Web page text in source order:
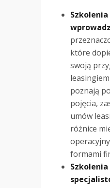
Szkolenia
które
swoją
poznają
pojęcia,
umów
różnice
formami
Szkolenia